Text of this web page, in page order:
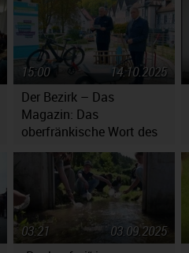
Der Bezirk – Das
Magazin: Das
oberfränkische Wort des
Jahres 2025
14.10.2025
15:00
03.09.2025
03:21